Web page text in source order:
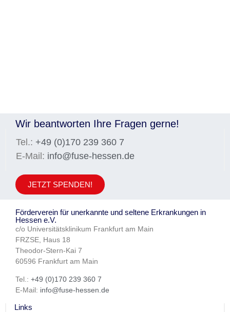
Wir beantworten Ihre Fragen gerne!
Tel.: +49 (0)170 239 360 7
E-Mail: info@fuse-hessen.de
JETZT SPENDEN!
Förderverein für unerkannte und seltene Erkrankungen in
Hessen e.V.
c/o Universitätsklinikum Frankfurt am Main
FRZSE, Haus 18
Theodor-Stern-Kai 7
60596 Frankfurt am Main
Tel.: +49 (0)170 239 360 7
E-Mail: info@fuse-hessen.de
Links